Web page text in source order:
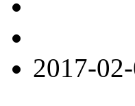
2017-